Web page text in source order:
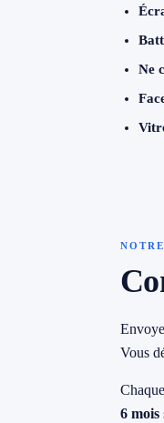
→ Toutes les zones
079
Ne
Vous
6 mois